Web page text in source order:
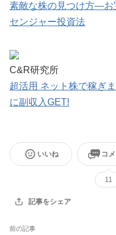
素敵な株の見つけ方―お
センジャー投資法
C&R研究所
超活用 ネット株で稼ぎ
に副収入GET!
いいね コ
11
記事をシェア
前の記事